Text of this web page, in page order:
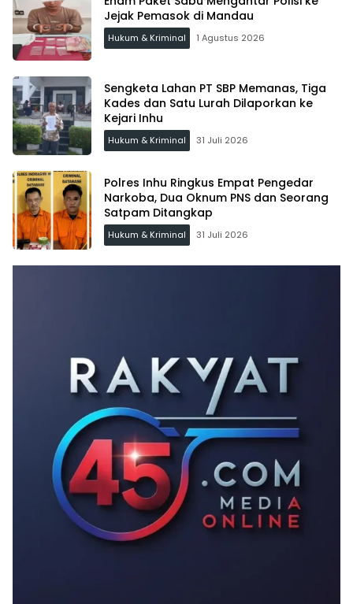
Jejak Pemasok di Mandau
Hukum & Kriminal 1 Agustus 2026
Sengketa Lahan PT SBP Memanas, Tiga
Kades dan Satu Lurah Dilaporkan ke
Kejari Inhu
Hukum & Kriminal 31 Juli 2026
Polres Inhu Ringkus Empat Pengedar
Narkoba, Dua Oknum PNS dan Seorang
Satpam Ditangkap
Hukum & Kriminal 31 Juli 2026